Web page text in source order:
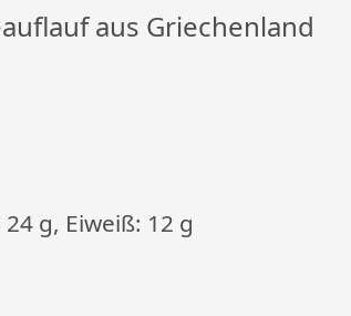
aus Griechenland
g, Eiweiß: 12 g